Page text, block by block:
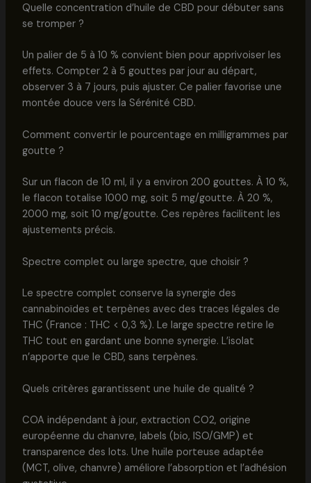
Quelle concentration d’huile de CBD pour débuter sans
se tromper ?
Un palier de 5 à 10 % convient bien pour apprivoiser les
effets. Compter 2 à 5 gouttes par jour au départ,
observer 3 à 7 jours, puis ajuster. Ce palier favorise une
montée douce vers la Sérénité CBD.
Comment convertir le pourcentage en milligrammes par
goutte ?
Sur un flacon de 10 ml, il y a environ 200 gouttes. À 10 %,
le flacon totalise 1000 mg, soit 5 mg/goutte. À 20 %,
2000 mg, soit 10 mg/goutte. Ces repères facilitent les
ajustements précis.
Spectre complet ou large spectre, que choisir ?
Le spectre complet conserve la synergie des
cannabinoïdes et terpènes avec des traces légales de
THC (France : THC < 0,3 %). Le large spectre retire le
THC tout en gardant une bonne synergie. L’isolat
n’apporte que le CBD, sans terpènes.
Quels critères garantissent une huile de qualité ?
COA indépendant à jour, extraction CO2, origine
européenne du chanvre, labels (bio, ISO/GMP) et
transparence des lots. Une huile porteuse adaptée
(MCT, olive, chanvre) améliore l’absorption et l’adhésion